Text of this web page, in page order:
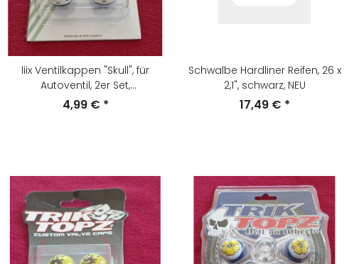
liix Ventilkappen "Skull", für
Autoventil, 2er Set,
schwarz/weiss, NEU
4,99 € *
Schwalbe Hardliner Reifen, 26 x
2,1", schwarz, NEU
17,49 € *